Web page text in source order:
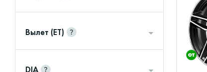
Вылет (ET)
DIA